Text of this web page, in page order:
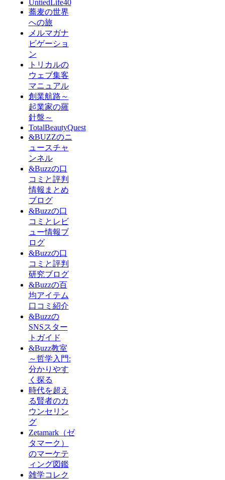
UntiedLife40
蕎麦の世界
への旅
メルマガナ
ビゲーショ
ン
トリカルの
ウェブ集客
マニュアル
創業航路～
起業家の羅
針盤～
TotalBeautyQuest
&BUZZのニ
ュースチャ
ンネル
&Buzzの口
コミと評判
情報まとめ
ブログ
&Buzzの口
コミとレビ
ュー情報ブ
ログ
&Buzzの口
コミと評判
研究ブログ
&Buzzの百
均アイテム
口コミ紹介
&Buzzの
SNSスター
トガイド
&Buzz教室
～哲学入門:
分かりやす
く探る
時代を超え
る賢者のカ
ウンセリン
グ
Zetamark（ゼ
タマーク）
のマーケテ
ィング図鑑
雑学コレク